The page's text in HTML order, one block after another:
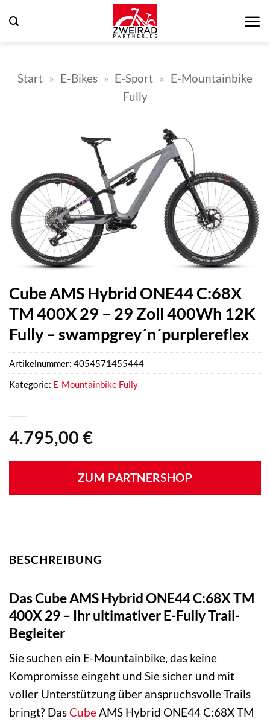
Inhalt
Start » E-Bikes » E-Sport » E-Mountainbike
Fully
Cube AMS Hybrid ONE44 C:68X
TM 400X 29 – 29 Zoll 400Wh 12K
Fully – swampgrey´n´purplereflex
4.795,00 €
ZUM PARTNERSHOP
Artikelnummer: 4054571455444
Kategorie: E-Mountainbike Fully
BESCHREIBUNG
Das Cube AMS Hybrid ONE44 C:68X TM
400X 29 – Ihr ultimativer E-Fully Trail-
Begleiter
Sie suchen ein E-Mountainbike, das keine
Kompromisse eingeht und Sie sicher und mit
voller Unterstützung über anspruchsvolle Trails
bringt? DasCubeAMS Hybrid ONE44 C:68X TM